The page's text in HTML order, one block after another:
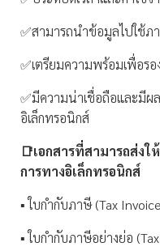
✅สามารถนำข้อมูลไปใช้ภ
✅เตรียมความพร้อมเพื่อร
✅มีความน่าเชื่อถือและมี
อิเล็กทรอนิกส์
📑เอกสารที่สามารถส่ง
การทางอิเล็กทรอนิกส์
▪️ ใบกำกับภาษี (Tax
▪️ ใบกำกับภาษีอย่างย่อ